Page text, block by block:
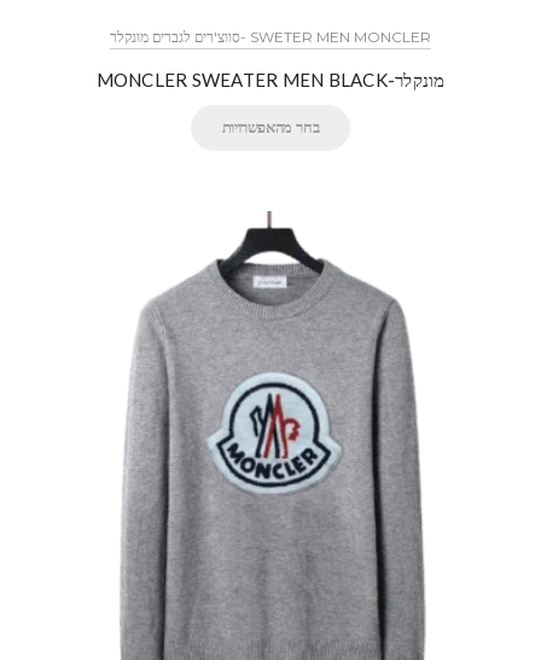
SWETER MEN MONCLER -סווצ'רים לגברים מונקלר
מונקלר-MONCLER SWEATER MEN BLACK
בחר מהאפשרויות